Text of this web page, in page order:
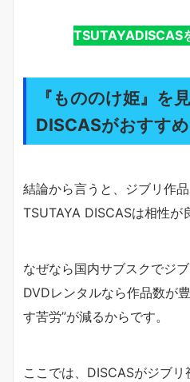
TSUTAYADISCAS
『もののけ姫』を
DISCASがおすすめ
結論から言うと、ジブリ作
TSUTAYA DISCASは相性が
なぜなら国内サブスクでジ
DVDレンタルなら作品数が
す苦労”が減るからです。
ここでは、DISCASがジブ